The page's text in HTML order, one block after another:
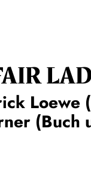
Loewe
(Buch